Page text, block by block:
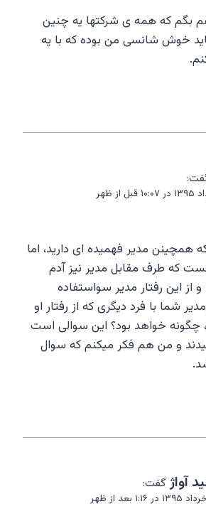
هم بگم که همه ی شرکتها یه چنین
خوش شانسی من بوده که با یه
همچینن مدیر فهمیده ای دارید، اما
که طرف مقابل مدیر نیز آدم
این رفتار مدیر سواستفاده
مدیر شما با فرد دیگری که از رفتار او
چگونه خواهد بود؟ این سوالی است
و من هم فکر میکنم که سوال
آواژ گفت: